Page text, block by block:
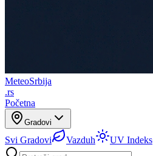
MeteoSrbija
.rs
Početna
Gradovi
Svi Gradovi Vazduh UV Indeks